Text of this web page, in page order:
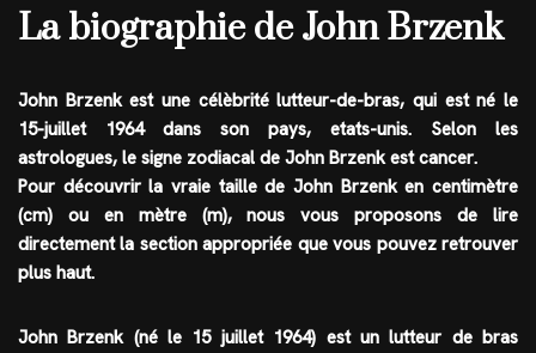
La biographie de John Brzenk
John Brzenk est une célèbritélutteur-de-bras, qui est né le
15-juillet 1964dans son pays, etats-unis. Selon les
astrologues, le signe zodiacal de John Brzenk estcancer.
Pour découvrir la vraie taille de John Brzenk en centimètre
(cm) ou en mètre (m), nous vous proposons de lire
directement la section appropriée que vous pouvez retrouver
plus haut.
John Brzenk (né le 15 juillet 1964) est un lutteur de bras